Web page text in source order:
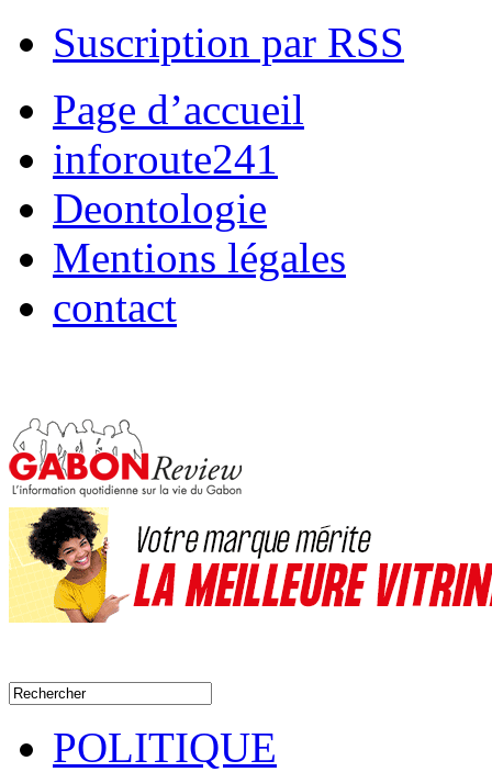
Suscription par RSS
Page d’accueil
inforoute241
Deontologie
Mentions légales
contact
POLITIQUE